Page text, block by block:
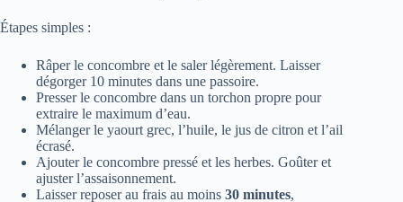
Étapes simples :
Râper le concombre et le saler légèrement. Laisser
dégorger 10 minutes dans une passoire.
Presser le concombre dans un torchon propre pour
extraire le maximum d’eau.
Mélanger le yaourt grec, l’huile, le jus de citron et l’ail
écrasé.
Ajouter le concombre pressé et les herbes. Goûter et
ajuster l’assaisonnement.
Laisser reposer au frais au moins 30 minutes,